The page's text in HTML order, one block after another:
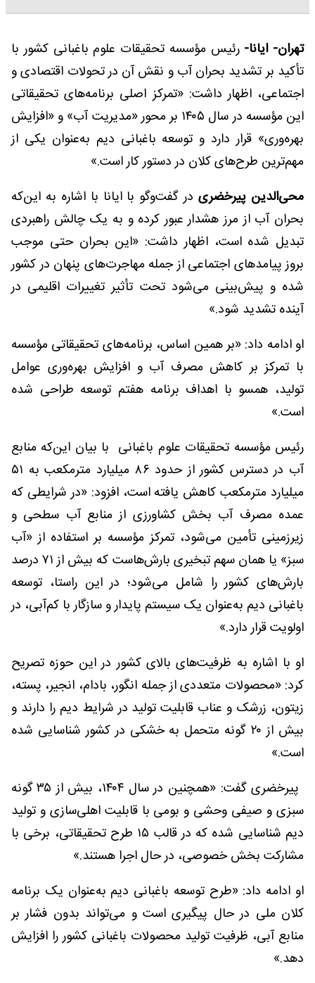
تهران- ایانا- رئیس مؤسسه تحقیقات علوم باغبانی کشور با
تأکید بر تشدید بحران آب و نقش آن در تحولات اقتصادی و
اجتماعی، اظهار داشت: «تمرکز اصلی برنامه‌های تحقیقاتی
این مؤسسه در سال ۱۴۰۵ بر محور «مدیریت آب» و «افزایش
بهره‌وری» قرار دارد و توسعه باغبانی دیم به‌عنوان یکی از
مهم‌ترین طرح‌های کلان در دستور کار است.»
محی‌الدین پیرخضریدر گفت‌و‌گو با ایانا با اشاره به این‌که
بحران آب از مرز هشدار عبور کرده و به یک چالش راهبردی
تبدیل شده است، اظهار داشت: «این بحران حتی موجب
بروز پیامدهای اجتماعی از جمله مهاجرت‌های پنهان در کشور
شده و پیش‌بینی می‌شود تحت تأثیر تغییرات اقلیمی در
آینده تشدید شود.»
او ادامه داد: «بر همین اساس، برنامه‌های تحقیقاتی مؤسسه
با تمرکز بر کاهش مصرف آب و افزایش بهره‌وری عوامل
تولید، همسو با اهداف برنامه هفتم توسعه طراحی شده
است.»
رئیس مؤسسه تحقیقات علوم باغبانی با بیان این‌که منابع
آب در دسترس کشور از حدود ۸۶ میلیارد مترمکعب به ۵۱
میلیارد مترمکعب کاهش یافته است، افزود: «در شرایطی که
عمده مصرف آب بخش کشاورزی از منابع آب سطحی و
زیرزمینی تأمین می‌شود، تمرکز مؤسسه بر استفاده از «آب
سبز» یا همان سهم تبخیری بارش‌هاست که بیش از ۷۱ درصد
بارش‌های کشور را شامل می‌شود؛ در این راستا، توسعه
باغبانی دیم به‌عنوان یک سیستم پایدار و سازگار با کم‌آبی، در
اولویت قرار دارد.»
او با اشاره به ظرفیت‌های بالای کشور در این حوزه تصریح
کرد: «محصولات متعددی از جمله انگور، بادام، انجیر، پسته،
زیتون، زرشک و عناب قابلیت تولید در شرایط دیم را دارند و
بیش از ۲۰ گونه متحمل به خشکی در کشور شناسایی شده
است.»
پیرخضری گفت: «همچنین در سال ۱۴۰۴، بیش از ۳۵ گونه
سبزی و صیفی وحشی و بومی با قابلیت اهلی‌سازی و تولید
دیم شناسایی شده که در قالب ۱۵ طرح تحقیقاتی، برخی با
مشارکت بخش خصوصی، در حال اجرا هستند.»
او ادامه داد: «طرح توسعه باغبانی دیم به‌عنوان یک برنامه
کلان ملی در حال پیگیری است و می‌تواند بدون فشار بر
منابع آبی، ظرفیت تولید محصولات باغبانی کشور را افزایش
دهد.»